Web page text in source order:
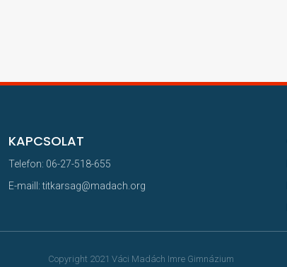
KAPCSOLAT
Telefon: 06-27-518-655
E-maill: titkarsag@madach.org
Copyright 2021 Váci Madách Imre Gimnázium